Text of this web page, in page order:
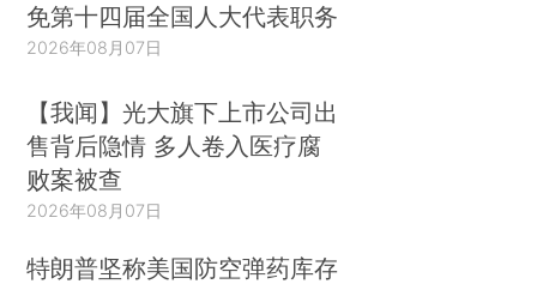
免第十四届全国人大代表职务
2026年08月07日
【我闻】光大旗下上市公司出
售背后隐情 多人卷入医疗腐
败案被查
2026年08月07日
特朗普坚称美国防空弹药库存